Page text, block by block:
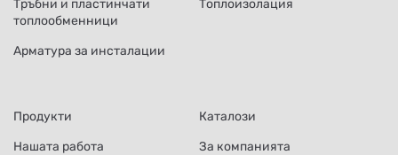
Тръбни и пластинчати
топлообменници
Топлоизолация
Арматура за инсталации
Продукти
Каталози
Нашата работа
За компанията